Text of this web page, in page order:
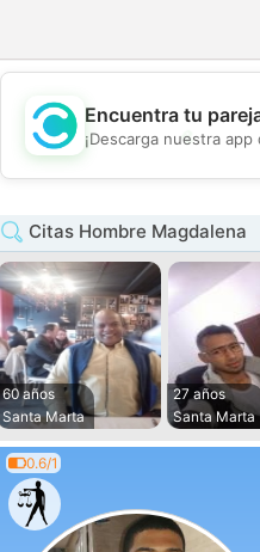
💖
Encuentra tu
¡Descarga nuestra
Citas Hombre Magdalena
60 años
Santa Marta
27 años
Santa Marta
0.6/1